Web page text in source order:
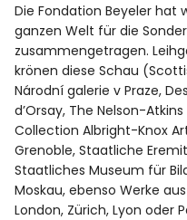
Die Fondation Beyeler hat
ganzen Welt für die
zusammengetragen.
krönen diese Schau
Národní galerie v Praze,
d’Orsay, The Nelson-
Collection Albright-Knox
Grenoble, Staatliche
Staatliches Museum für
Moskau, ebenso Werke
London, Zürich, Lyon oder